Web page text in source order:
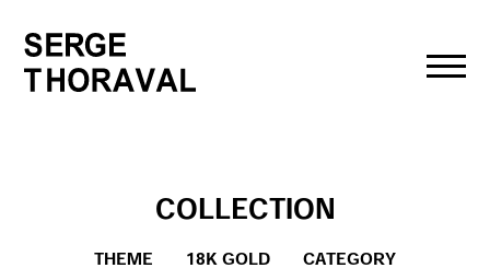
COLLECTION
THEME 18K GOLD CATEGORY